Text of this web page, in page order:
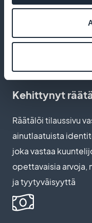
luomiseen ja
Kehittynyt
Räätälöi tilaussivu
ainutlaatuista
joka vastaa
opettavaisia arvoja,
ja tyytyväisyyttä